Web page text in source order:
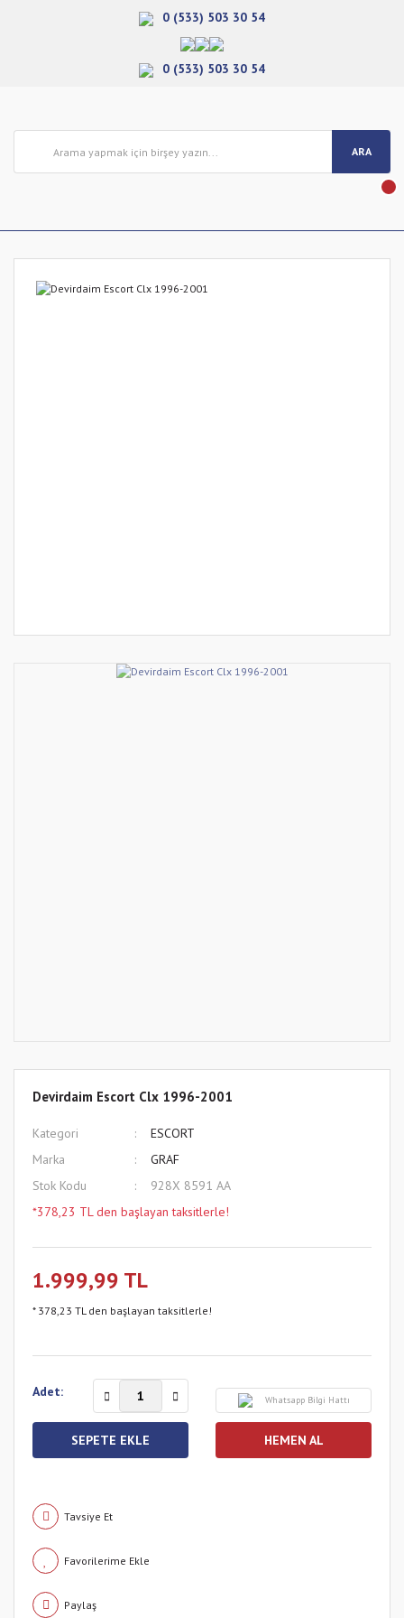
0 (533) 503 30 54
0 (533) 503 30 54
ARA
Devirdaim Escort Clx 1996-2001
Kategori
ESCORT
Marka
GRAF
Stok Kodu
928X 8591 AA
*378,23 TL den başlayan taksitlerle!
1.999,99 TL
* 378,23 TL den başlayan taksitlerle!
Adet:
Whatsapp Bilgi Hattı
SEPETE EKLE HEMEN AL
Tavsiye Et
Paylaş